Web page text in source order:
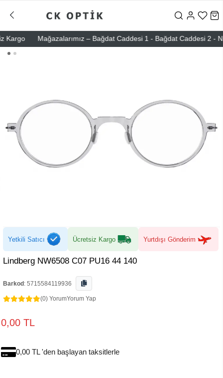
Mağazalarımız – Bağdat Caddesi 1 - Bağdat Caddesi 2 -
Yetkili Satıcı Ücretsiz Kargo Yurtdışı Gönderim
Lindberg NW6508 C07 PU16 44 140
Barkod : 5715584119936
(0) YorumYorum Yap
0,00 TL
0,00 TL 'den başlayan taksitlerle